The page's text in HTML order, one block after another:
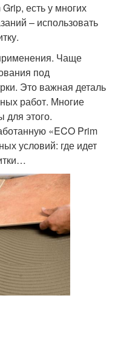
есть у многих
– использовать
Чаще
под
Это важная деталь
работ. Многие
для этого.
«ECO Prim
условий: где идет